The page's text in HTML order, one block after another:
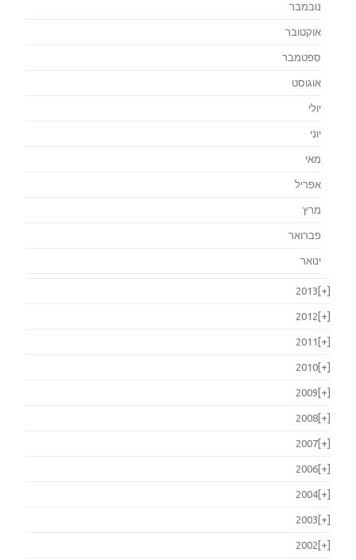
נובמבר
אוקטובר
ספטמבר
אוגוסט
יולי
יוני
מאי
אפריל
מרץ
פברואר
ינואר
[+]
2013
[+]
2012
[+]
2011
[+]
2010
[+]
2009
[+]
2008
[+]
2007
[+]
2006
[+]
2004
[+]
2003
[+]
2002